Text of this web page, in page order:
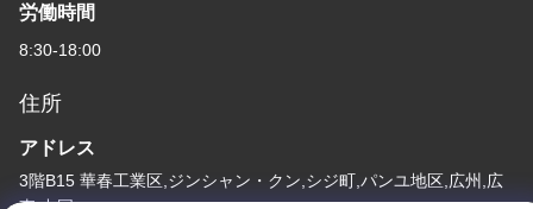
労働時間
8:30-18:00
住所
アドレス
3階B15 華春工業区,ジンシャン・クン,シジ町,パンユ地区,広州,広